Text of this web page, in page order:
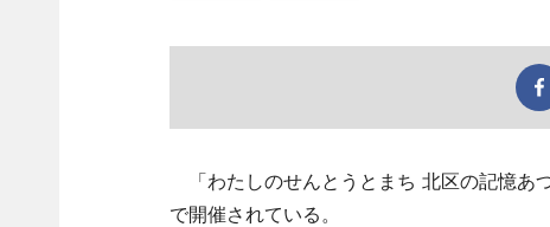
「わたしのせんとうとまち 北区の記憶あ
で開催されている。